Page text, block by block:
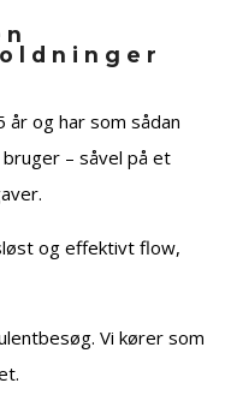
år og har som sådan
– såvel på et
og effektivt flow,
Vi kører som